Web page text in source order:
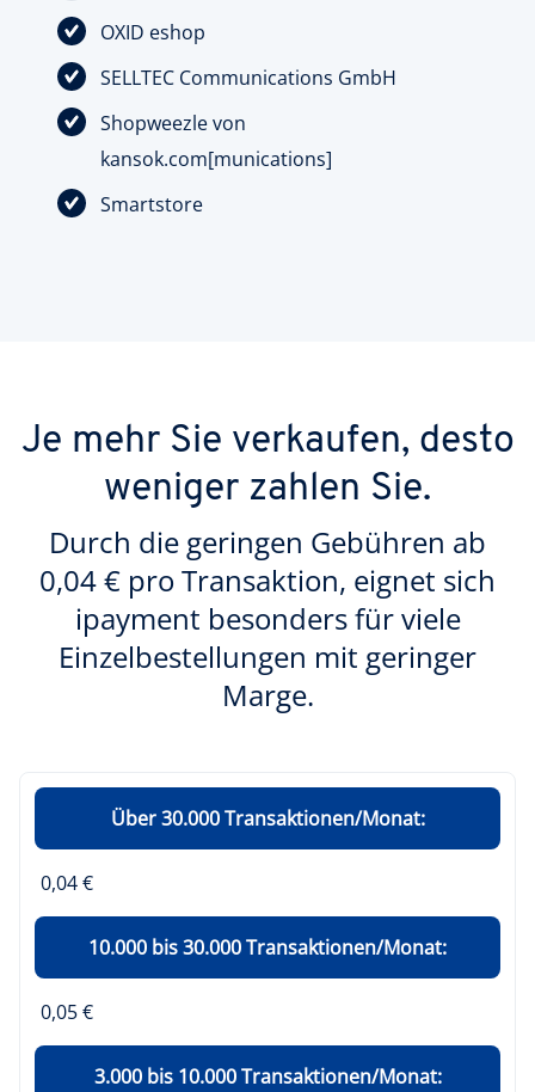
OXID eshop
SELLTEC Communications GmbH
Shopweezle von
kansok.com[munications]
Smartstore
Je mehr Sie verkaufen, desto
weniger zahlen Sie.
Durch die geringen Gebühren ab
0,04 € pro Transaktion, eignet sich
ipayment besonders für viele
Einzelbestellungen mit geringer
Marge.
Über 30.000 Transaktionen/Monat:
0,04 €
10.000 bis 30.000 Transaktionen/Monat:
0,05 €
3.000 bis 10.000 Transaktionen/Monat: